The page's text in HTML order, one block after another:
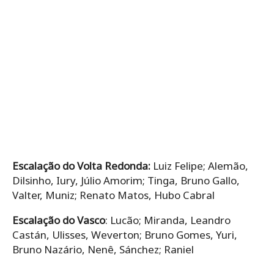
Escalação do Volta Redonda: Luiz Felipe; Alemão,
Dilsinho, Iury, Júlio Amorim; Tinga, Bruno Gallo,
Valter, Muniz; Renato Matos, Hubo Cabral
Escalação do Vasco: Lucão; Miranda, Leandro
Castán, Ulisses, Weverton; Bruno Gomes, Yuri,
Bruno Nazário, Nenê, Sánchez; Raniel